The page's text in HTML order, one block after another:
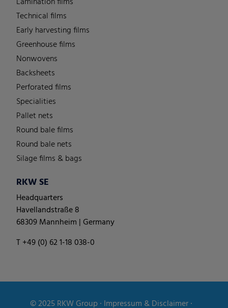
Technical films
Early harvesting films
Greenhouse films
Nonwovens
Backsheets
Perforated films
Specialities
Pallet nets
Round bale films
Round bale nets
Silage films & bags
RKW SE
Headquarters
Havellandstraße 8
68309 Mannheim | Germany
T +49 (0) 62 1-18 038-0
© 2025RKW Group∙ Impressum & Disclaimer∙